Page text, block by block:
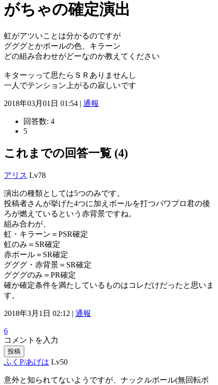
がちゃの確定演出
虹がアツいことは分かるのですが
グググとかボールの色、キラーン
どの組み合わせがどーなのか教えてください
キターッって思たらＳＲありませんし
一人でテンション上がるの寂しいです
2018年03月01日 01:54 | 通報
回答数: 4
5
これまでの回答一覧 (4)
アリス Lv78
演出の種類としては5つのみです。
投稿者さんが挙げた4つに加えボールを打つパワプロ君の後
ろが燃えているという赤背景ですね。
組み合わが、
虹・キラーン＝PSR確定
虹のみ＝SR確定
赤ボール＝SR確定
グググ・赤背景＝SR確定
グググのみ＝PR確定
確か確定条件を満たしているものはコレだけだったと思いま
す。
2018年3月1日 02:12 | 通報
6
コメントを入力
投稿
ふくP/あげは Lv50
意外と知られてないようですが、ナックルボール(無回転ボ